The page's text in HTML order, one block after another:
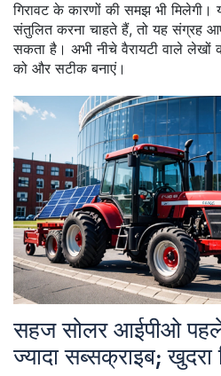
गिरावट के कारणों की समझ भी मिलेगी।
संतुलित करना चाहते हैं, तो यह संग्रह
सकता है। अभी नीचे वैरायटी वाले लेखों
को और सटीक बनाएं।
सहज सोलर आईपीओ
ज्यादा सब्सक्राइब;